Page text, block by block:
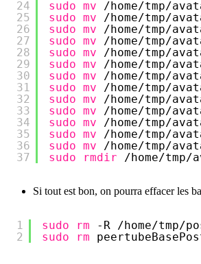
24
25
26
27
28
29
30
31
32
33
34
35
36
37
sudo mv /home/tmp/
sudo mv /home/tmp/
sudo mv /home/tmp/
sudo mv /home/tmp/
sudo mv /home/tmp/
sudo mv /home/tmp/
sudo mv /home/tmp/
sudo mv /home/tmp/
sudo mv /home/tmp/
sudo mv /home/tmp/
sudo mv /home/tmp/
sudo mv /home/tmp/
sudo mv /home/tmp/
sudo
rmdir /home/tmp/
Si tout est bon, on pourra effacer les
1
2
sudo rm -R /home/tmp/
sudo
rm